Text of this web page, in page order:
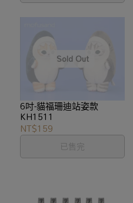
6吋-貓福珊迪站姿款
KH1511
NT$159
已售完